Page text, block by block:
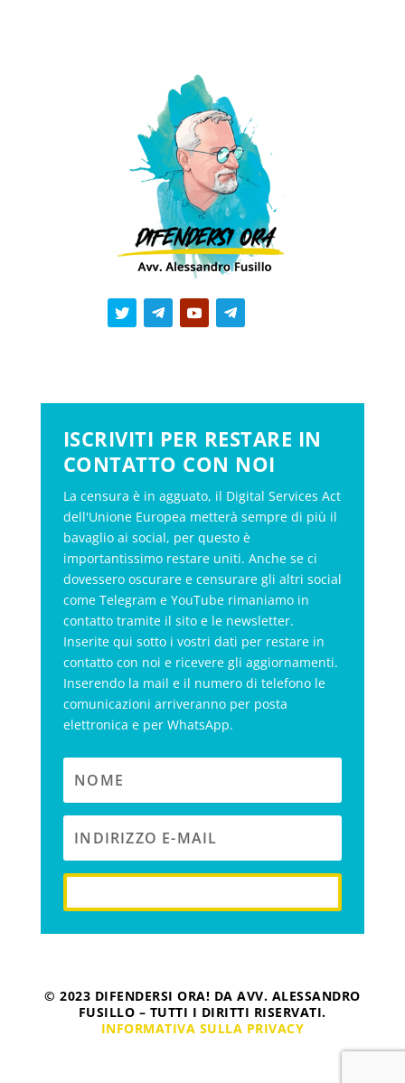
ISCRIVITI PER RESTARE IN
CONTATTO CON NOI
La censura è in agguato, il Digital Services Act
dell'Unione Europea metterà sempre di più il
bavaglio ai social, per questo è
importantissimo restare uniti. Anche se ci
dovessero oscurare e censurare gli altri social
come Telegram e YouTube rimaniamo in
contatto tramite il sito e le newsletter.
Inserite qui sotto i vostri dati per restare in
contatto con noi e ricevere gli aggiornamenti.
Inserendo la mail e il numero di telefono le
comunicazioni arriveranno per posta
elettronica e per WhatsApp.
© 2023 DIFENDERSI ORA! DA AVV. ALESSANDRO
FUSILLO – TUTTI I DIRITTI RISERVATI.
INFORMATIVA SULLA PRIVACY